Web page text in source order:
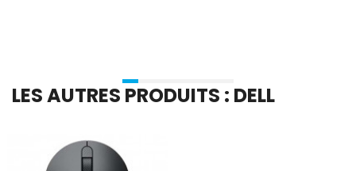
LES AUTRES PRODUITS : DELL